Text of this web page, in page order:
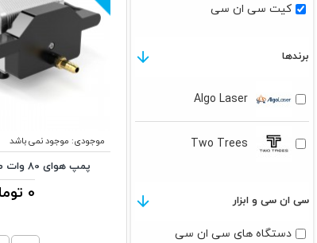
کیت سی ان سی
برندها
Algo Laser
Two Trees
سی ان سی و ابزار
دستگاه های سی ان سی
موجودی: موجود نمی باشد
پمپ هوای 80 وات صنعتی AP-80A
0 تومان